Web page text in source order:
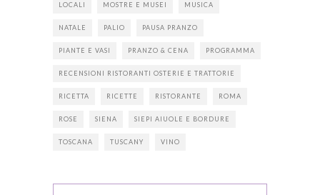
LOCALI MOSTRE E MUSEI MUSICA
NATALE PALIO PAUSA PRANZO
PIANTE E VASI PRANZO & CENA PROGRAMMA
RECENSIONI RISTORANTI OSTERIE E TRATTORIE
RICETTA RICETTE RISTORANTE ROMA
ROSE SIENA SIEPI AIUOLE E BORDURE
TOSCANA TUSCANY VINO